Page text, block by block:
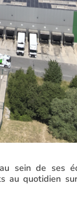
sein de ses
au quotidien